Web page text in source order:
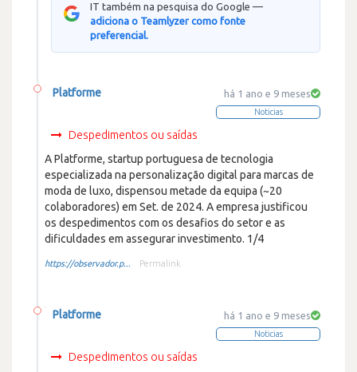
IT também na pesquisa do Google —
adiciona o Teamlyzer como fonte
preferencial.
há 1 ano e 9 meses
Noticias
Platforme
Despedimentos ou saídas
A Platforme, startup portuguesa de tecnologia
especializada na personalização digital para marcas de
moda de luxo, dispensou metade da equipa (~20
colaboradores) em Set. de 2024. A empresa justificou
os despedimentos com os desafios do setor e as
dificuldades em assegurar investimento. 1/4
https://observador.p... Permalink
há 1 ano e 9 meses
Noticias
Platforme
Despedimentos ou saídas